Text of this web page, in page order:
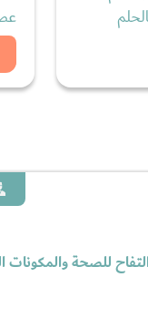
للصحة والمكونات